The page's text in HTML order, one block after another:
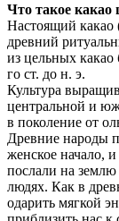
Что такое какао
Настоящий какао
древний
из цельных
го ст. до н. э.
Культура
центральной и
в поколение от
Древние народы
женское начало,
послали на землю
людях. Как в
одарить мягкой